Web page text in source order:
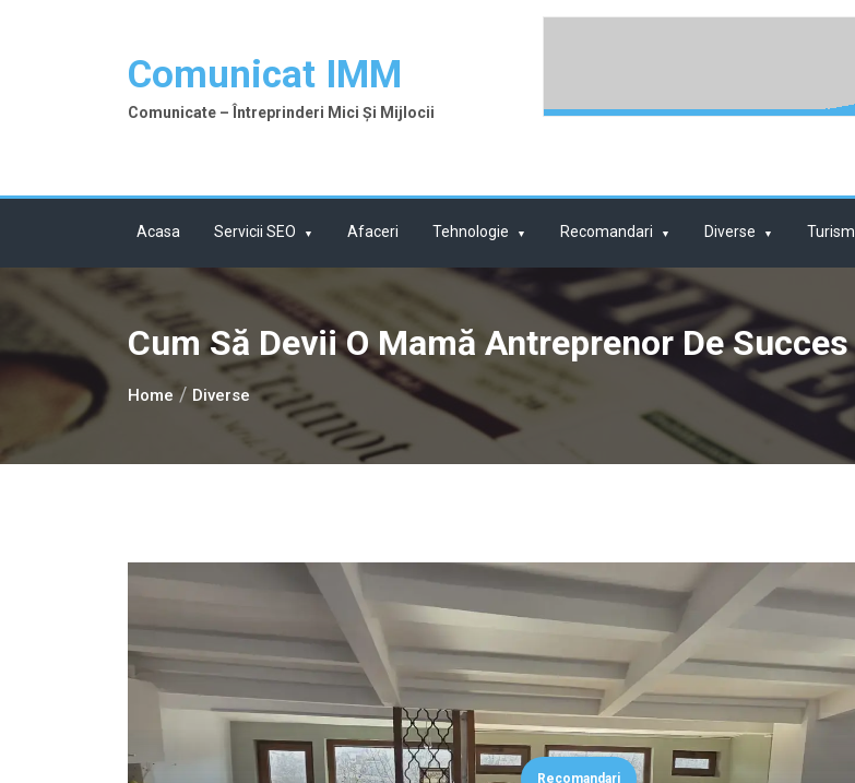
Comunicat IMM
Comunicate – Întreprinderi Mici Și Mijlocii
Acasa Servicii SEO Afaceri Tehnologie Recomandari Diverse Turism
Cum Să Devii O Mamă Antreprenor De Succes
Home Diverse
Recomandari